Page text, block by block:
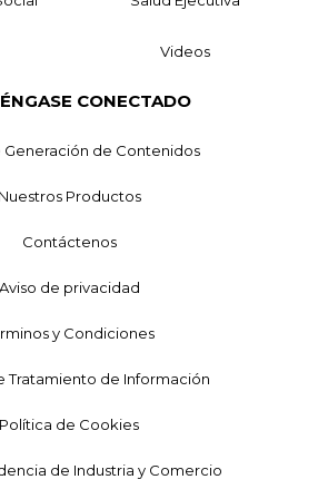
Videos
CONECTADO
Generación de Contenidos
Nuestros Productos
Contáctenos
Aviso de privacidad
y Condiciones
Tratamiento de Información
Política de Cookies
de Industria y Comercio